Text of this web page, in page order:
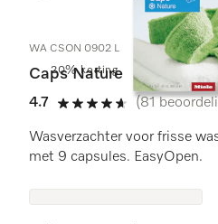
20% korting
WA CSON 0902 L
Caps Nature
4.7
4.7 sterren op 5
(81
Wasverzachter voor frisse
met 9 capsules. EasyOpen.